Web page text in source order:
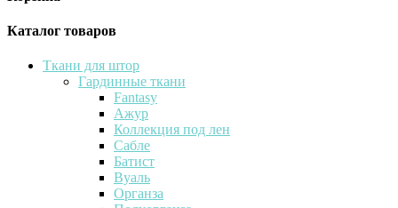
Каталог товаров
Ткани для штор
Гардинные ткани
Fantasy
Ажур
Коллекция под лен
Сабле
Батист
Вуаль
Органза